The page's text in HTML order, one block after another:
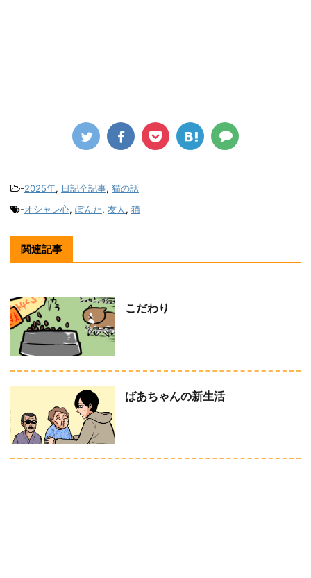
-2025年, 日記全記事, 猫の話
-オシャレ心, ぽんた, 友人, 猫
関連記事
こだわり
ばあちゃんの新生活